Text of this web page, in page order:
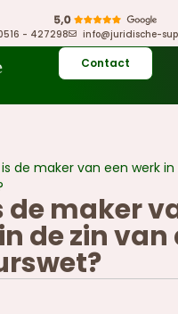
- 427298 info@juridische-
Contact
de maker van een werk
de maker
de zin van